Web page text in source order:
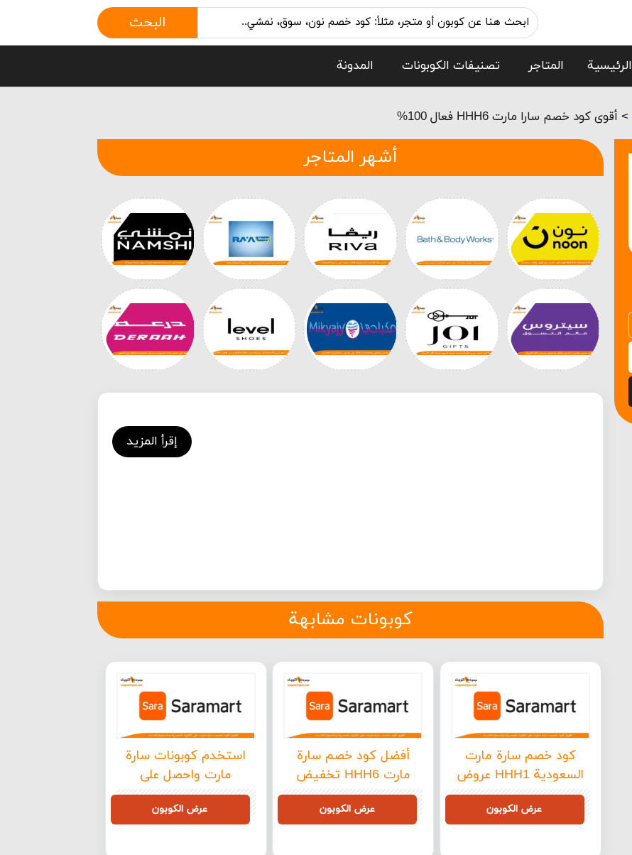
البحث
الرئيسية المتاجر تصنيفات الكوبونات المدونة
> أقوى كود خصم سارا مارت HHH6 فعال 100%
أشهر المتاجر
إقرأ المزيد
كوبونات مشابهة
استخدم كوبونات سارة
مارت واحصل على
خصومات حصرية بداخل
الإمارات فعل الكوبون الآن
عرض الكوبون
أفضل كود خصم سارة
مارت HHH6 تخفيض
فوري على جميع الأقسام
عرض الكوبون
كود خصم سارة مارت
السعودية HHH1 عروض
حصرية وتخفيضات
SaraMart
عرض الكوبون